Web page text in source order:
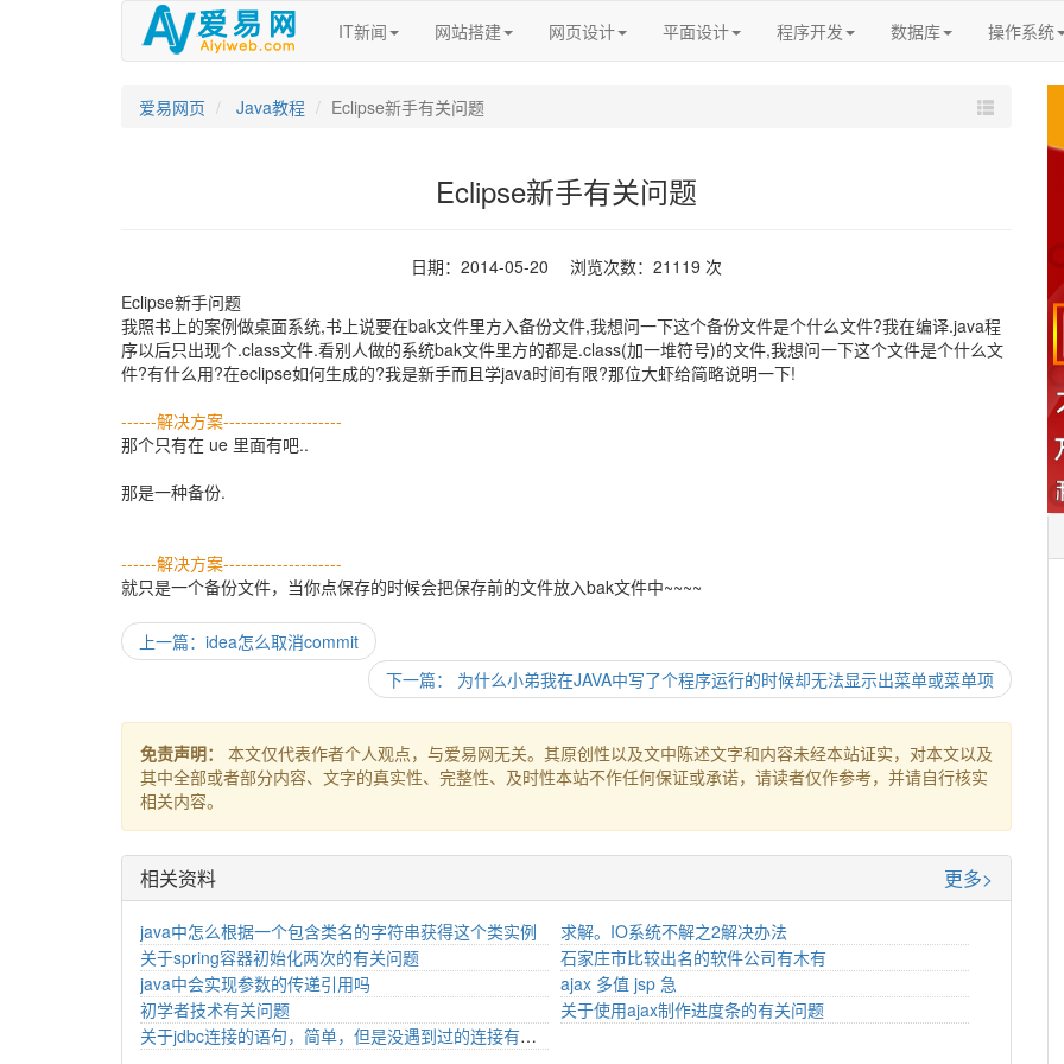
IT新闻 网站搭建 网页设计 平面设计 程序开发 数据库 操作系统
爱易网页 Java教程 Eclipse新手有关问题
Eclipse新手有关问题
日期：2014-05-20 浏览次数：21119 次
Eclipse新手问题
我照书上的案例做桌面系统,书上说要在bak文件里方入备份文件,我想问一下这个备份文件是个什么文件?我在编译.java程
序以后只出现个.class文件.看别人做的系统bak文件里方的都是.class(加一堆符号)的文件,我想问一下这个文件是个什么文
件?有什么用?在eclipse如何生成的?我是新手而且学java时间有限?那位大虾给简略说明一下!
------解决方案--------------------
那个只有在 ue 里面有吧..
那是一种备份.
------解决方案--------------------
就只是一个备份文件，当你点保存的时候会把保存前的文件放入bak文件中~~~~
上一篇：idea怎么取消commit
下一篇： 为什么小弟我在JAVA中写了个程序运行的时候却无法显示出菜单或菜单项
免责声明：
本文仅代表作者个人观点，与爱易网无关。其原创性以及文中陈述文字和内容未经本站证实，对本文以及
其中全部或者部分内容、文字的真实性、完整性、及时性本站不作任何保证或承诺，请读者仅作参考，并请自行核实
相关内容。
相关资料 更多>
java中怎么根据一个包含类名的字符串获得这个类实例
求解。IO系统不解之2解决办法
关于spring容器初始化两次的有关问题
石家庄市比较出名的软件公司有木有
java中会实现参数的传递引用吗
ajax 多值 jsp 急
初学者技术有关问题
关于使用ajax制作进度条的有关问题
关于jdbc连接的语句，简单，但是没遇到过的连接有关问题